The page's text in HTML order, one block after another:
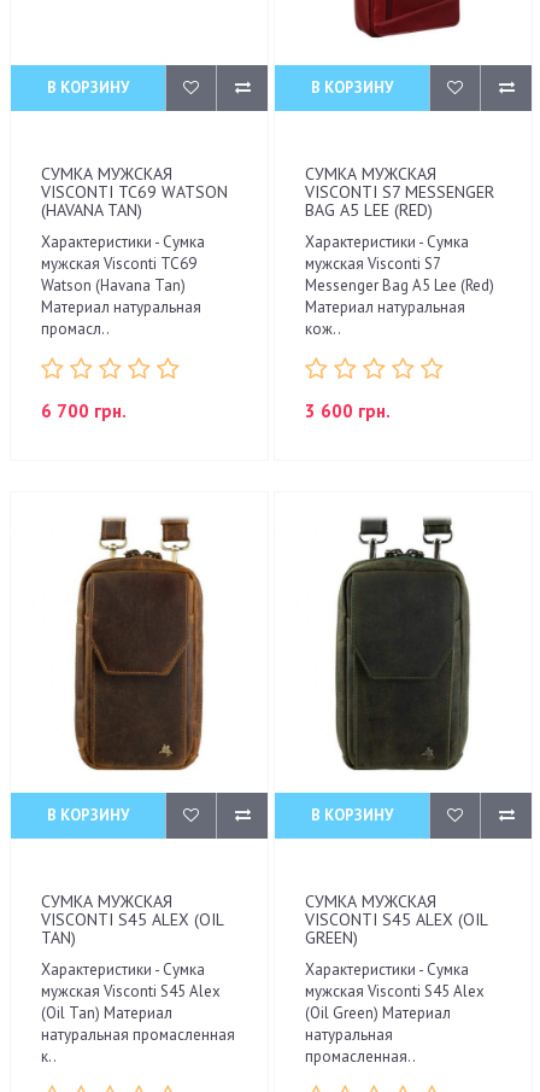
В КОРЗИНУ
СУМКА МУЖСКАЯ
VISCONTI TC69 WATSON
(HAVANA TAN)
Характеристики - Сумка
мужская Visconti TC69
Watson (Havana Tan)
Материал натуральная
промасл..
6 700 грн.
В КОРЗИНУ
СУМКА МУЖСКАЯ
VISCONTI S7 MESSENGER
BAG A5 LEE (RED)
Характеристики - Сумка
мужская Visconti S7
Messenger Bag A5 Lee (Red)
Материал натуральная
кож..
3 600 грн.
В КОРЗИНУ
СУМКА МУЖСКАЯ
VISCONTI S45 ALEX (OIL
TAN)
Характеристики - Сумка
мужская Visconti S45 Alex
(Oil Tan) Материал
натуральная промасленная
к..
В КОРЗИНУ
СУМКА МУЖСКАЯ
VISCONTI S45 ALEX (OIL
GREEN)
Характеристики - Сумка
мужская Visconti S45 Alex
(Oil Green) Материал
натуральная
промасленная..